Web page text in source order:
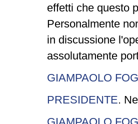
effetti che questo
Personalmente
in discussione
assolutamente
GIAMPAOLO
PRESIDENTE.